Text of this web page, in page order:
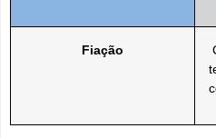
Fiação